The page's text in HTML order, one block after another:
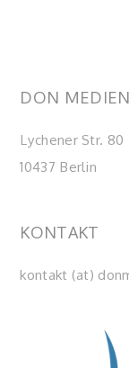
DON
Lychener Str. 80
10437 Berlin
KONTAKT
kontakt (at)